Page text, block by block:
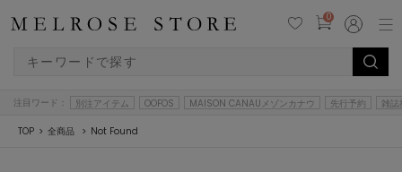
0
注目ワード： 別注アイテム OOFOS MAISON CANAUメゾンカナウ 先行予約 雑誌
TOP 全商品 Not Found